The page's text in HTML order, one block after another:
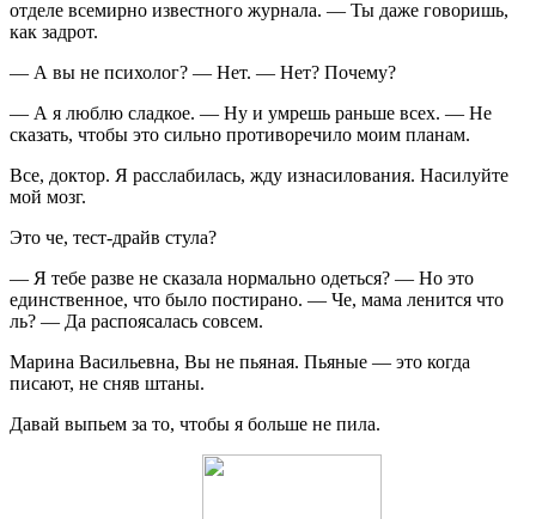
отделе всемирно известного журнала. — Ты даже говоришь,
как задрот.
— А вы не психолог? — Нет. — Нет? Почему?
— А я люблю сладкое. — Ну и умрешь раньше всех. — Не
сказать, чтобы это сильно противоречило моим планам.
Все, доктор. Я расслабилась, жду изнасилования. Насилуйте
мой мозг.
Это че, тест-драйв стула?
— Я тебе разве не сказала нормально одеться? — Но это
единственное, что было постирано. — Че, мама ленится что
ль? — Да распоясалась совсем.
Марина Васильевна, Вы не пьяная. Пьяные — это когда
писают, не сняв штаны.
Давай выпьем за то, чтобы я больше не пила.